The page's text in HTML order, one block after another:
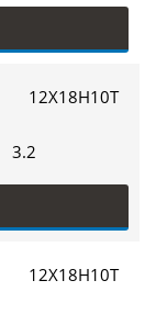
12Х18Н10Т
3.2
12Х18Н10Т